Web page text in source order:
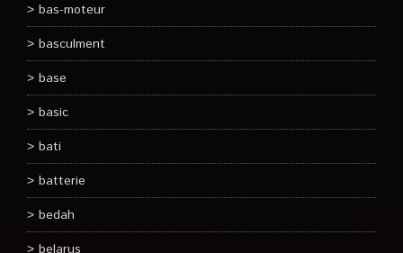
bas-moteur
basculment
base
basic
bati
batterie
bedah
belarus